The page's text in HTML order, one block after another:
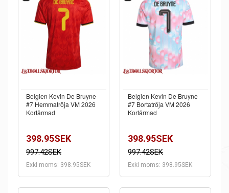
Belgien Kevin De Bruyne
#7 Hemmatröja VM 2026
Kortärmad
398.95SEK
997.42SEK
Exkl moms: 398.95SEK
Belgien Kevin De Bruyne
#7 Bortatröja VM 2026
Kortärmad
398.95SEK
997.42SEK
Exkl moms: 398.95SEK